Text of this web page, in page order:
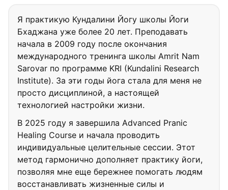
Я практикую Кундалини Йогу школы Йоги
Бхаджана уже более 20 лет. Преподавать
начала в 2009 году после окончания
международного тренинга школы Amrit Nam
Sarovar по программе KRI (Kundalini Research
Institute). За эти годы йога стала для меня не
просто дисциплиной, а настоящей
технологией настройки жизни.
В 2025 году я завершила Advanced Pranic
Healing Course и начала проводить
индивидуальные целительные сессии. Этот
метод гармонично дополняет практику йоги,
позволяя мне еще бережнее помогать людям
восстанавливать жизненные силы и